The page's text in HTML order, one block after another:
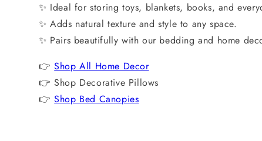
✨ Ideal for storing toys, blankets, books, and
✨ Adds natural texture and style to any space.
✨ Pairs beautifully with our bedding and home
👉Shop All Home Decor
👉Shop Decorative Pillows
👉Shop Bed Canopies